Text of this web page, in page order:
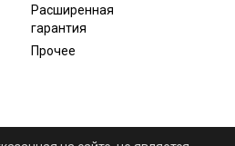
Расширенная
гарантия
Прочее